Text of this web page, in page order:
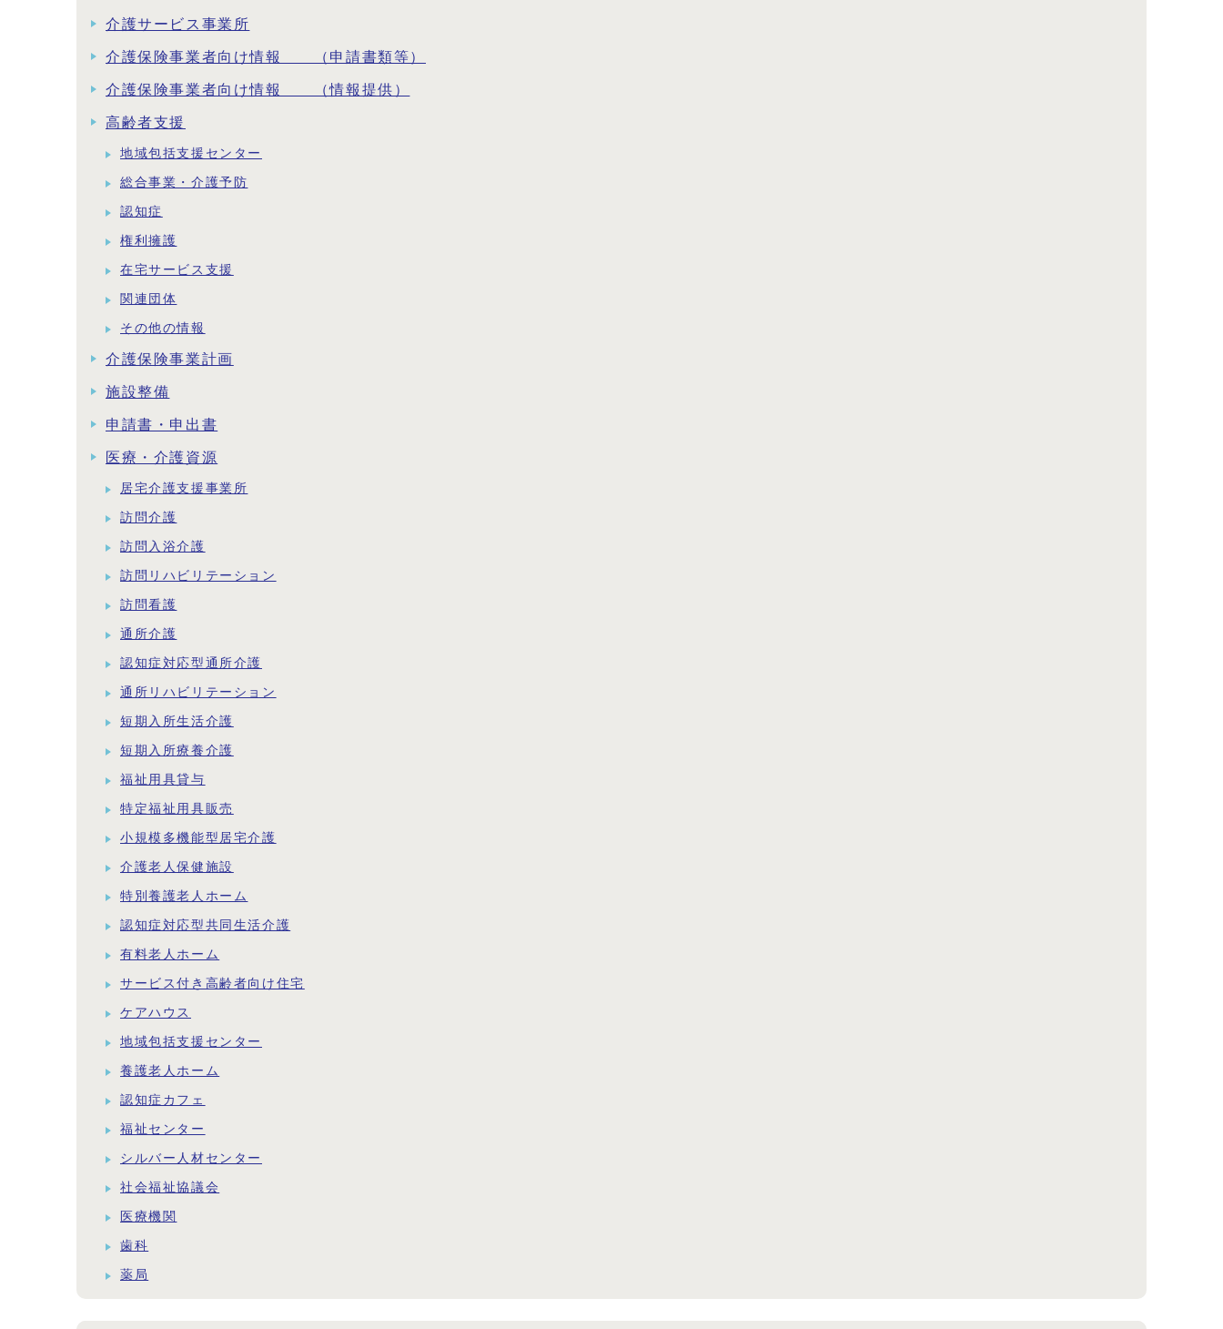
介護サービス事業所
介護保険事業者向け情報 （申請書類等）
介護保険事業者向け情報 （情報提供）
高齢者支援
地域包括支援センター
総合事業・介護予防
認知症
権利擁護
在宅サービス支援
関連団体
その他の情報
介護保険事業計画
施設整備
申請書・申出書
医療・介護資源
居宅介護支援事業所
訪問介護
訪問入浴介護
訪問リハビリテーション
訪問看護
通所介護
認知症対応型通所介護
通所リハビリテーション
短期入所生活介護
短期入所療養介護
福祉用具貸与
特定福祉用具販売
小規模多機能型居宅介護
介護老人保健施設
特別養護老人ホーム
認知症対応型共同生活介護
有料老人ホーム
サービス付き高齢者向け住宅
ケアハウス
地域包括支援センター
養護老人ホーム
認知症カフェ
福祉センター
シルバー人材センター
社会福祉協議会
医療機関
歯科
薬局